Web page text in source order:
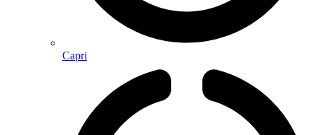
Capri